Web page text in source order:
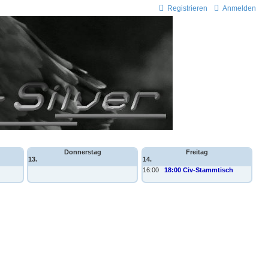
Anmelden
Registrieren
Donnerstag
13.
Freitag
14.
16:00
18:00 Civ-Stammtisch